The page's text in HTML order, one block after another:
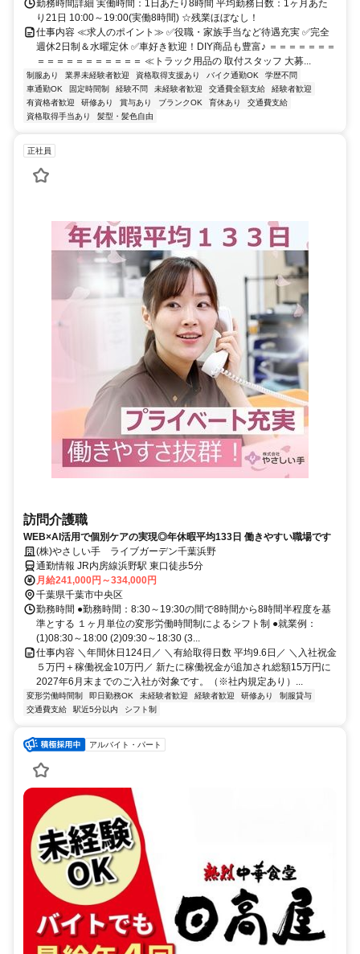
勤務時間詳細 実働時間：1日あたり8時間 平均勤務日数：1ヶ月あた
り21日 10:00～19:00(実働8時間) ☆残業ほぼなし！
仕事内容 ≪求人のポイント≫ ✅役職・家族手当など待遇充実 ✅完全
週休2日制＆水曜定休 ✅車好き歓迎！DIY商品も豊富♪ ＝＝＝＝＝＝＝
＝＝＝＝＝＝＝＝＝＝＝ ≪トラック用品の 取付スタッフ 大募...
制服あり 業界未経験者歓迎 資格取得支援あり バイク通勤OK
学歴不問
車通勤OK
固定時間制 経験不問 未経験者歓迎 交通費全額支給
経験者歓迎
有資格者歓迎
研修あり 賞与あり ブランクOK 育休あり
交通費支給
資格取得手当あり
髪型・髪色自由
正社員
訪問介護職
WEB×AI活用で個別ケアの実現◎年休暇平均133日 働きやすい職場です
(株)やさしい手 ライブガーデン千葉浜野
通勤情報 JR内房線浜野駅 東口徒歩5分
月給241,000円～334,000円
千葉県千葉市中央区
勤務時間 ●勤務時間：8:30～19:30の間で8時間から8時間半程度を基
準とする １ヶ月単位の変形労働時間制によるシフト制 ●就業例：
(1)08:30～18:00 (2)09:30～18:30 (3...
仕事内容 ＼年間休日124日／ ＼有給取得日数 平均9.6日／ ＼入社祝金
５万円＋稼働祝金10万円／ 新たに稼働祝金が追加され総額15万円に
2027年6月末までのご入社が対象です。（※社内規定あり）...
変形労働時間制 即日勤務OK 未経験者歓迎 経験者歓迎 研修あり
制服貸与
交通費支給
駅近5分以内 シフト制
アルバイト・パート